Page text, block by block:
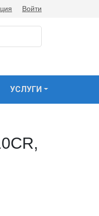
Войти
УСЛУГИ